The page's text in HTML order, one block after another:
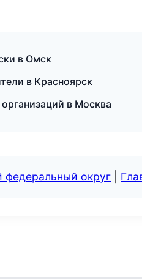
в Омск
в Красноярск
в Москва
округ